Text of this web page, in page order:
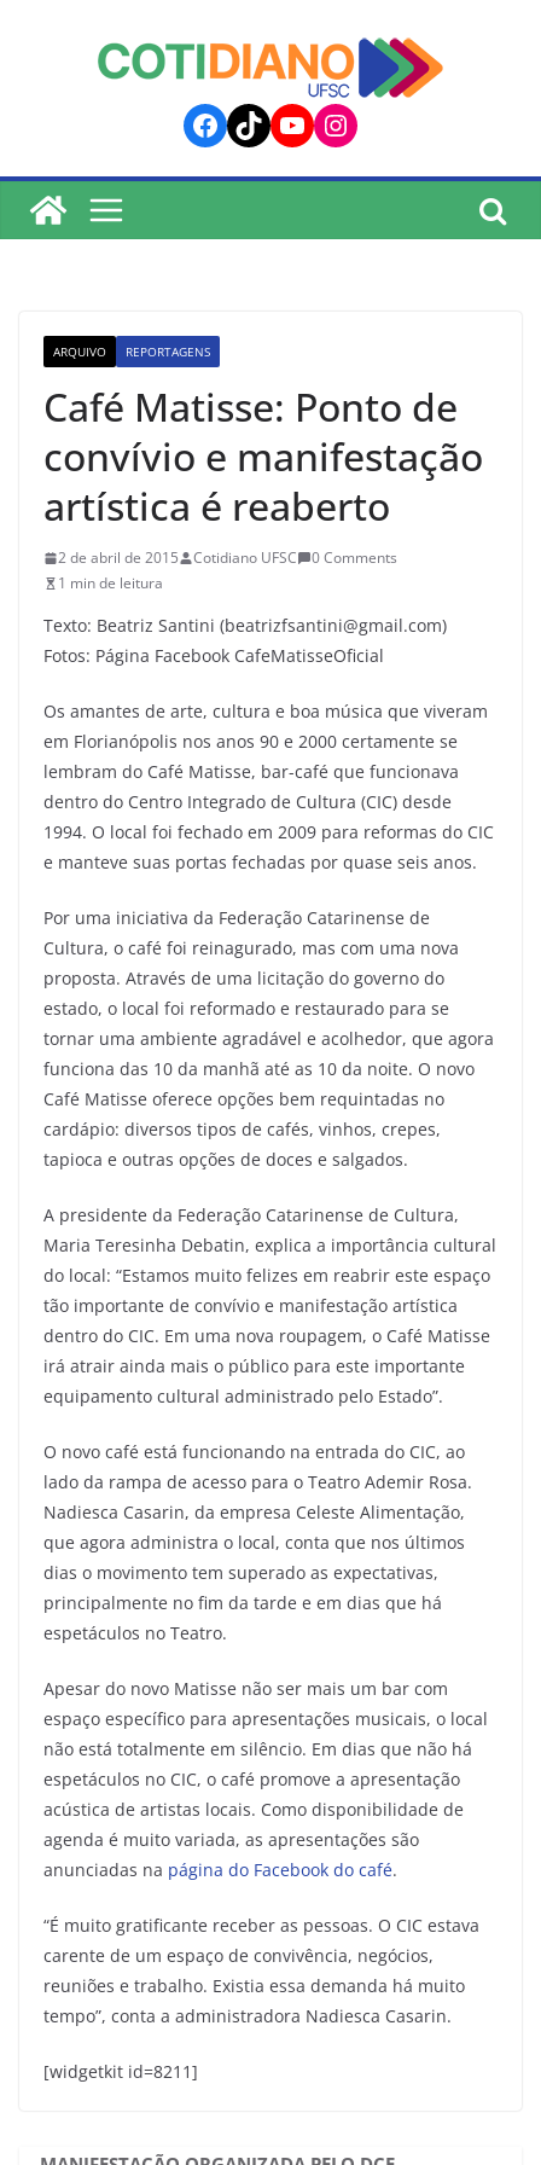
Facebook
TikTokYouTube
Instagram
ARQUIVO REPORTAGENS
Café Matisse: Ponto de
convívio e manifestação
artística é reaberto
2 de abril de 2015 Cotidiano UFSC
0 Comments
1 min de leitura
Texto: Beatriz Santini (beatrizfsantini@gmail.com)
Fotos: Página Facebook CafeMatisseOficial
Os amantes de arte, cultura e boa música que viveram
em Florianópolis nos anos 90 e 2000 certamente se
lembram do Café Matisse, bar-café que funcionava
dentro do Centro Integrado de Cultura (CIC) desde
1994. O local foi fechado em 2009 para reformas do CIC
e manteve suas portas fechadas por quase seis anos.
Por uma iniciativa da Federação Catarinense de
Cultura, o café foi reinagurado, mas com uma nova
proposta. Através de uma licitação do governo do
estado, o local foi reformado e restaurado para se
tornar uma ambiente agradável e acolhedor, que agora
funciona das 10 da manhã até as 10 da noite. O novo
Café Matisse oferece opções bem requintadas no
cardápio: diversos tipos de cafés, vinhos, crepes,
tapioca e outras opções de doces e salgados.
A presidente da Federação Catarinense de Cultura,
Maria Teresinha Debatin, explica a importância cultural
do local: “Estamos muito felizes em reabrir este espaço
tão importante de convívio e manifestação artística
dentro do CIC. Em uma nova roupagem, o Café Matisse
irá atrair ainda mais o público para este importante
equipamento cultural administrado pelo Estado”.
O novo café está funcionando na entrada do CIC, ao
lado da rampa de acesso para o Teatro Ademir Rosa.
Nadiesca Casarin, da empresa Celeste Alimentação,
que agora administra o local, conta que nos últimos
dias o movimento tem superado as expectativas,
principalmente no fim da tarde e em dias que há
espetáculos no Teatro.
Apesar do novo Matisse não ser mais um bar com
espaço específico para apresentações musicais, o local
não está totalmente em silêncio. Em dias que não há
espetáculos no CIC, o café promove a apresentação
acústica de artistas locais. Como disponibilidade de
agenda é muito variada, as apresentações são
anunciadas na página do Facebook do café.
“É muito gratificante receber as pessoas. O CIC estava
carente de um espaço de convivência, negócios,
reuniões e trabalho. Existia essa demanda há muito
tempo”, conta a administradora Nadiesca Casarin.
[widgetkit id=8211]